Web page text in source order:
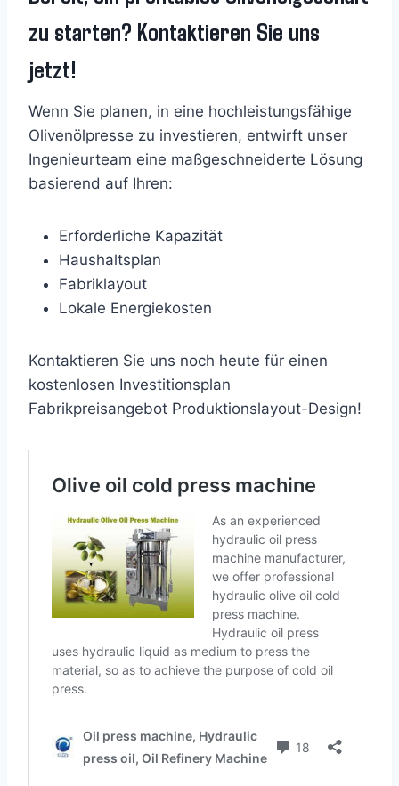
zu starten? Kontaktieren Sie uns
jetzt!
Wenn Sie planen, in eine hochleistungsfähige
Olivenölpresse zu investieren, entwirft unser
Ingenieurteam eine maßgeschneiderte Lösung
basierend auf Ihren:
Erforderliche Kapazität
Haushaltsplan
Fabriklayout
Lokale Energiekosten
Kontaktieren Sie uns noch heute für einen
kostenlosen Investitionsplan
Fabrikpreisangebot Produktionslayout-Design!